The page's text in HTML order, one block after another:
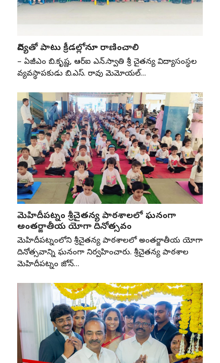
విద్యతో పాటు క్రీడల్లోనూ రాణించాలి
– ఏజీఎం బి.కృష్ణ, ఆర్‌ఐ ఎన్‌.స్వాతి శ్రీ చైతన్య విద్యాసంస్థల
వ్యవస్థాపకుడు బి.ఎస్‌. రావు మెమోరియల్‌…
మెహిదీపట్నం శ్రీచైతన్య పాఠశాలలో ఘనంగా
అంతర్జాతీయ యోగా దినోత్సవం
మెహిదీపట్నంలోని శ్రీచైతన్య పాఠశాలలో అంతర్జాతీయ యోగా
దినోత్సవాన్ని ఘనంగా నిర్వహించారు. శ్రీచైతన్య పాఠశాల
మెహిదీపట్నం జోన్‌…